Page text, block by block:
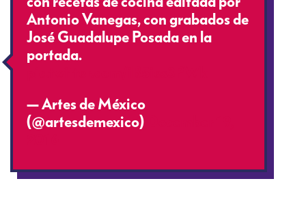
Antonio Vanegas, con grabados de
José Guadalupe Posada en la
portada.
— Artes de México
(@artesdemexico)